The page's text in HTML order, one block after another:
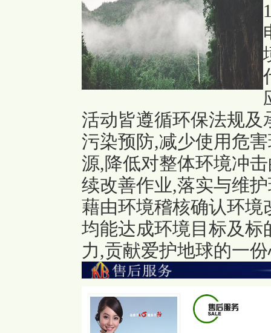
活动皆遵循环保法规
污染预防,减少使用危
源,降低对整体环境冲
续改善作业,落实与维
藉由环境稽核确认环
均能达成环境目标及
力,贡献爱护地球的一